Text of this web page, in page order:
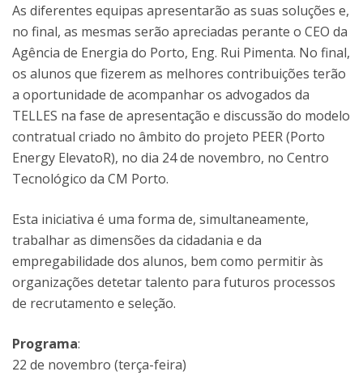
As diferentes equipas apresentarão as suas soluções e,
no final, as mesmas serão apreciadas perante o CEO da
Agência de Energia do Porto, Eng. Rui Pimenta. No final,
os alunos que fizerem as melhores contribuições terão
a oportunidade de acompanhar os advogados da
TELLES na fase de apresentação e discussão do modelo
contratual criado no âmbito do projeto PEER (Porto
Energy ElevatoR), no dia 24 de novembro, no Centro
Tecnológico da CM Porto.
Esta iniciativa é uma forma de, simultaneamente,
trabalhar as dimensões da cidadania e da
empregabilidade dos alunos, bem como permitir às
organizações detetar talento para futuros processos
de recrutamento e seleção.
Programa:
22 de novembro (terça-feira)